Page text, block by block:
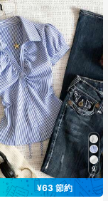
9
¥63 節約
ー
に ファブリック 柔らかなオフィスブラウス
近！